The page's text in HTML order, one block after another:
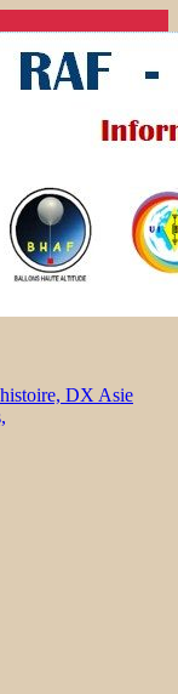
DX Asie